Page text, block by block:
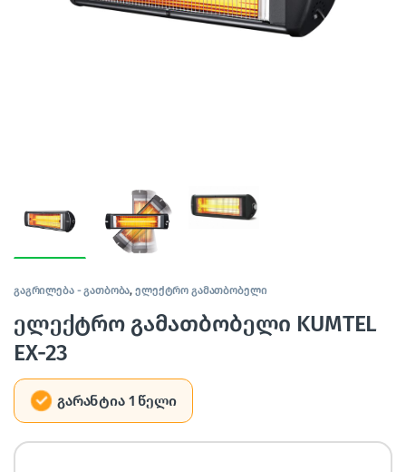
გაგრილება - გათბობა,ელექტრო გამათბობელი
ელექტრო გამათბობელი KUMTEL
EX-23
გარანტია 1 წელი